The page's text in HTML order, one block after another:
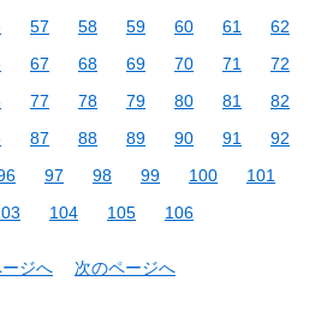
57 58 59 60 61
62
67 68 69 70 71
72
77 78 79 80 81
82
87 88 89 90 91
92
97 98 99 100
101
104 105 106
ジへ 次のページへ